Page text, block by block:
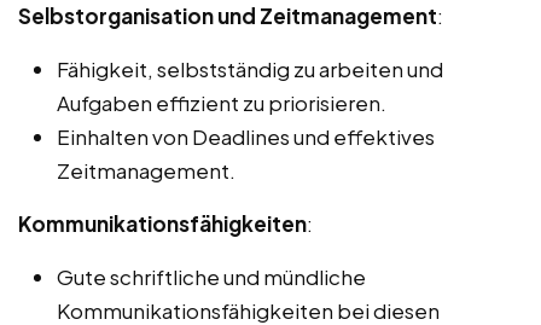
Selbstorganisation und Zeitmanagement:
Fähigkeit, selbstständig zu arbeiten und
Aufgaben effizient zu priorisieren.
Einhalten von Deadlines und effektives
Zeitmanagement.
Kommunikationsfähigkeiten:
Gute schriftliche und mündliche
Kommunikationsfähigkeiten bei diesen